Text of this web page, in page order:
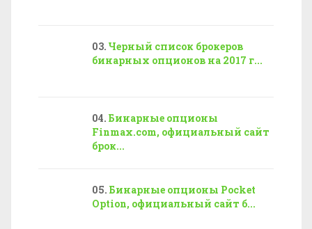
Черный список брокеров
бинарных опционов на 2017 г...
Бинарные опционы
Finmax.com, официальный сайт
брок...
Бинарные опционы Pocket
Option, официальный сайт б...